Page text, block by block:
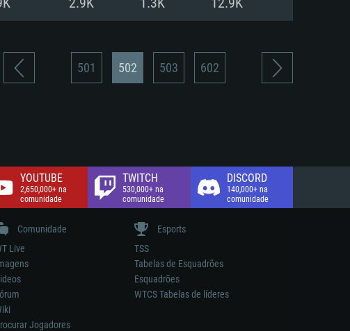
2.9K 1.3K 12.9K
501 502 503 602
YOUTUBE
2,650,000+ na
comunidade
TWITCH
530,000+ na
comunidade
DISCORD
140,000+ na
comunidade
Comunidade
Live
Jogadores
Esports
TSS
Tabelas de Esquadrões
Esquadrões
WTCS Tabelas de líderes